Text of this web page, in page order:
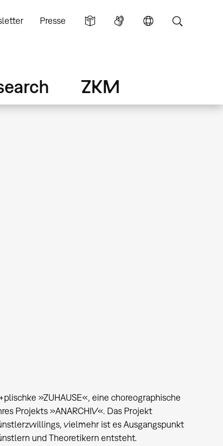
Presse
ZKM
»ZUHAUSE«, eine choreographische
Projekts »ANARCHIV«. Das Projekt
vielmehr ist es Ausgangspunkt
und Theoretikern entsteht.